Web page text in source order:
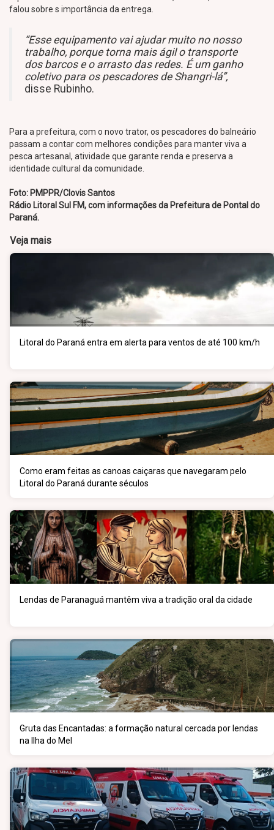
falou sobre s importância da entrega.
“Esse equipamento vai ajudar muito no nosso
trabalho, porque torna mais ágil o transporte
dos barcos e o arrasto das redes. É um ganho
coletivo para os pescadores de Shangri-lá”,
disse Rubinho.
Para a prefeitura, com o novo trator, os pescadores do balneário
passam a contar com melhores condições para manter viva a
pesca artesanal, atividade que garante renda e preserva a
identidade cultural da comunidade.
Foto: PMPPR/Clovis Santos
Rádio Litoral Sul FM, com informações da Prefeitura de Pontal do
Paraná.
Veja mais
Litoral do Paraná entra em alerta para ventos de até 100 km/h
Como eram feitas as canoas caiçaras que navegaram pelo
Litoral do Paraná durante séculos
Lendas de Paranaguá mantêm viva a tradição oral da cidade
Gruta das Encantadas: a formação natural cercada por lendas
na Ilha do Mel